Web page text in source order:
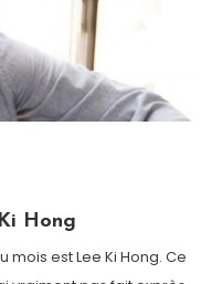
Hong
mois est Lee Ki Hong. Ce